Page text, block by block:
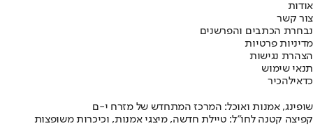
אודות
צור קשר
נבחרת הכתבים והפרשנים
מדיניות פרטיות
הצהרת נגישות
תנאי שימוש
כדאילהכיר
שופינג, אמנות ואוכל: המרכז המתחדש של מזרח י-ם
קפיצה קטנה לחו"ל: טיילת חדשה, מיצגי אמנות, וכיכרות משופצות